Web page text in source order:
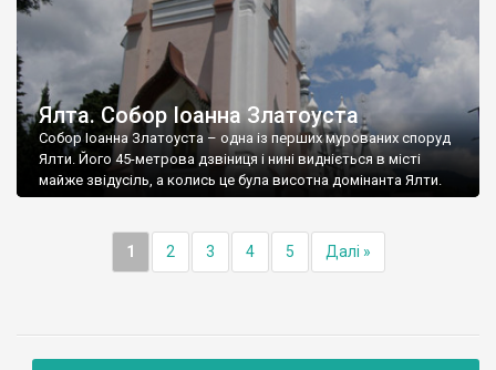
Ялта. Собор Іоанна Златоуста
Собор Іоанна Златоуста – одна із перших мурованих споруд
Ялти. Його 45-метрова дзвіниця і нині видніється в місті
майже звідусіль, а колись це була висотна домінанта Ялти.
1 2 3 4 5 Далі »